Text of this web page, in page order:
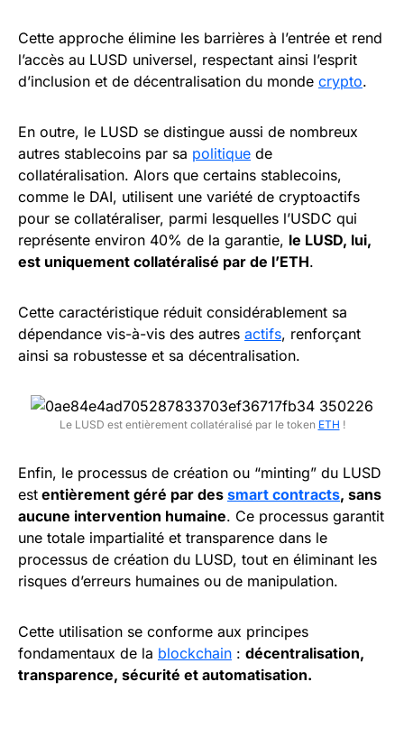
Cette approche élimine les barrières à l’entrée et rend
l’accès au LUSD universel, respectant ainsi l’esprit
d’inclusion et de décentralisation du monde crypto.
En outre, le LUSD se distingue aussi de nombreux
autres stablecoins par sa politique de
collatéralisation. Alors que certains stablecoins,
comme le DAI, utilisent une variété de cryptoactifs
pour se collatéraliser, parmi lesquelles l’USDC qui
représente environ 40% de la garantie, le LUSD, lui,
est uniquement collatéralisé par de l’ETH.
Cette caractéristique réduit considérablement sa
dépendance vis-à-vis des autres actifs, renforçant
ainsi sa robustesse et sa décentralisation.
Le LUSD est entièrement collatéralisé par le token ETH !
Enfin, le processus de création ou “minting” du LUSD
est entièrement géré par des smart contracts, sans
aucune intervention humaine. Ce processus garantit
une totale impartialité et transparence dans le
processus de création du LUSD, tout en éliminant les
risques d’erreurs humaines ou de manipulation.
Cette utilisation se conforme aux principes
fondamentaux de la blockchain : décentralisation,
transparence, sécurité et automatisation.